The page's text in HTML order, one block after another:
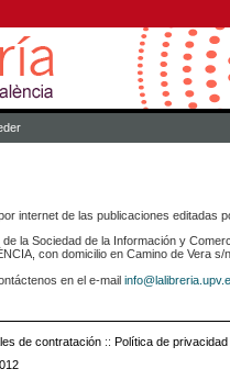
internet de las publicaciones editadas
la Sociedad de la Información y
con domicilio en Camino de Vera
en el e-mail
de contratación :: Política de privacidad